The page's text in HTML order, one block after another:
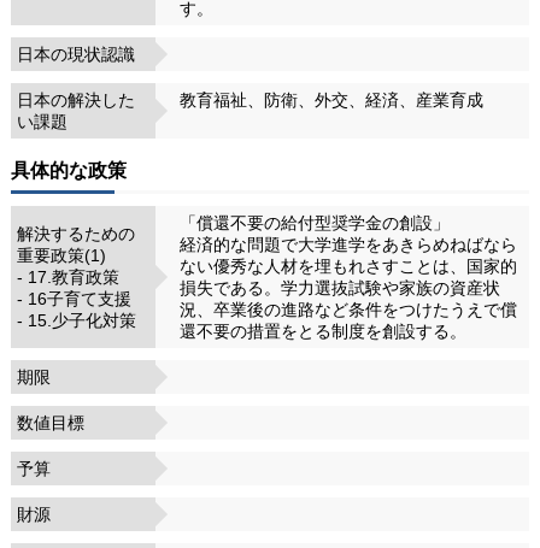
す。
日本の現状認識
日本の解決した
い課題
教育福祉、防衛、外交、経済、産業育成
具体的な政策
解決するための
重要政策(1)
- 17.教育政策
- 16子育て支援
- 15.少子化対策
「償還不要の給付型奨学金の創設」
経済的な問題で大学進学をあきらめねばなら
ない優秀な人材を埋もれさすことは、国家的
損失である。学力選抜試験や家族の資産状
況、卒業後の進路など条件をつけたうえで償
還不要の措置をとる制度を創設する。
期限
数値目標
予算
財源